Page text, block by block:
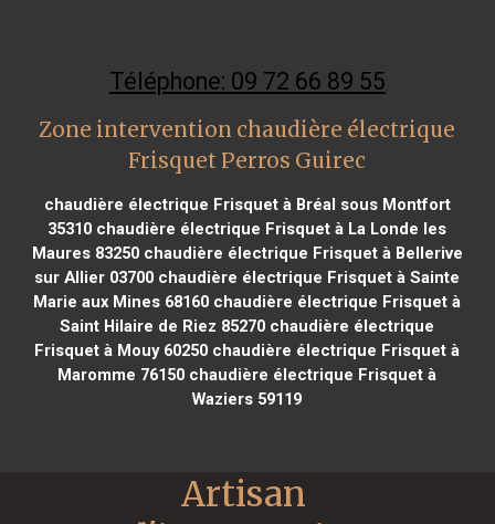
Téléphone: 09 72 66 89 55
Zone intervention chaudière électrique
Frisquet Perros Guirec
chaudière électrique Frisquet à Bréal sous Montfort
35310 chaudière électrique Frisquet à La Londe les
Maures 83250chaudière électrique Frisquet à Bellerive
sur Allier 03700 chaudière électrique Frisquet à Sainte
Marie aux Mines 68160 chaudière électrique Frisquet à
Saint Hilaire de Riez 85270 chaudière électrique
Frisquet à Mouy 60250 chaudière électrique Frisquet à
Maromme 76150 chaudière électrique Frisquet à
Waziers 59119
Artisan